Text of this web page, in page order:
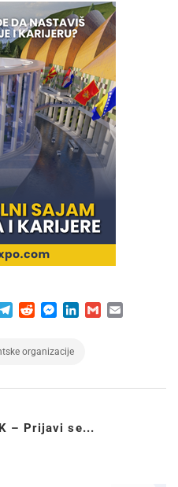
TelegramRedditMessenger
LinkedIn
Gmail
organizacije
– Prijavi se...